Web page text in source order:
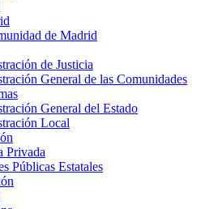
de Madrid
de Justicia
General de las Comunidades
General del Estado
Local
Privada
Públicas Estatales